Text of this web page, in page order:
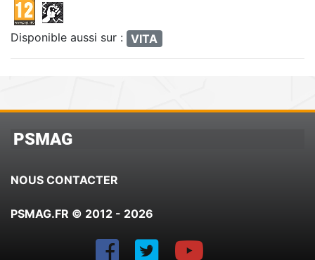
Disponible aussi sur : VITA
PSMAG
NOUS CONTACTER
PSMAG.FR © 2012 - 2026